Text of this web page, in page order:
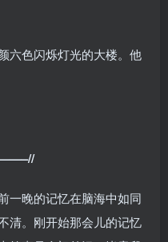
六色闪烁灯光的大楼。他
一晚的记忆在脑海中如同
清。刚开始那会儿的记忆